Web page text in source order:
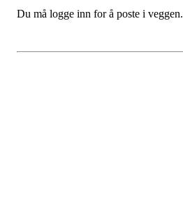
Du må logge inn for å poste i veggen.